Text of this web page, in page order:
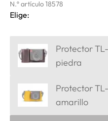
N.º artículo 18578
Elige:
Protector
piedra
Protector
amarillo